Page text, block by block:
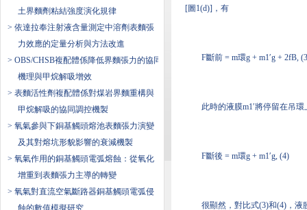
土界麵劑粘結強度演化規律
> 依達拉奉注射液含量測定中溶劑表麵張
力效應的定量分析與方法改進
> OBS/CHSB複配體係降低界麵張力的協同
機理與甲烷解吸增效
> 表麵活性劑複配體係對煤岩界麵重構與
甲烷解吸的協同調控機製
> 氧氣參與下銅基觸頭熔池表麵張力演變
及其對熔坑形貌影響的衰減機製
> 氧氣作用的銅基觸頭電弧熔蝕：從氧化
增重到表麵張力主導的轉變
> 氧氣對直流空氣斷路器銅基觸頭電弧侵
蝕的數值模擬研究
[圖1(d)]，有
F斷前 = m環g + m1′g + 2fB,
此時的液膜m1′將停留在吊
F斷後 = m環g + m1′g, (4)
很顯然，對比式(3)和(4)，